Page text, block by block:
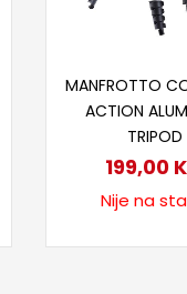
MANFROTTO
ACTION
TRIPOD
199,00
Nije na